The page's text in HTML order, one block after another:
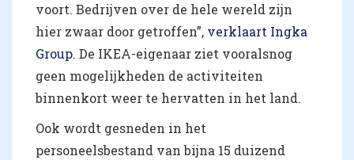
voort. Bedrijven over de hele wereld zijn
hier zwaar door getroffen”, verklaart Ingka
Group. De IKEA-eigenaar ziet vooralsnog
geen mogelijkheden de activiteiten
binnenkort weer te hervatten in het land.
Ook wordt gesneden in het
personeelsbestand van bijna 15 duizend